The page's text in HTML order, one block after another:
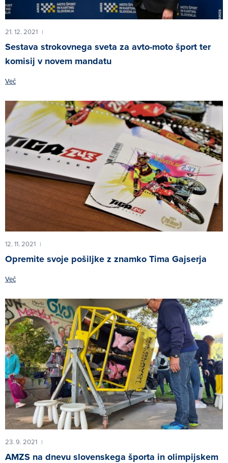
21. 12. 2021 |
Sestava strokovnega sveta za avto-moto šport ter
komisij v novem mandatu
Več
12. 11. 2021 |
Opremite svoje pošiljke z znamko Tima Gajserja
Več
23. 9. 2021 |
AMZS na dnevu slovenskega športa in olimpijskem